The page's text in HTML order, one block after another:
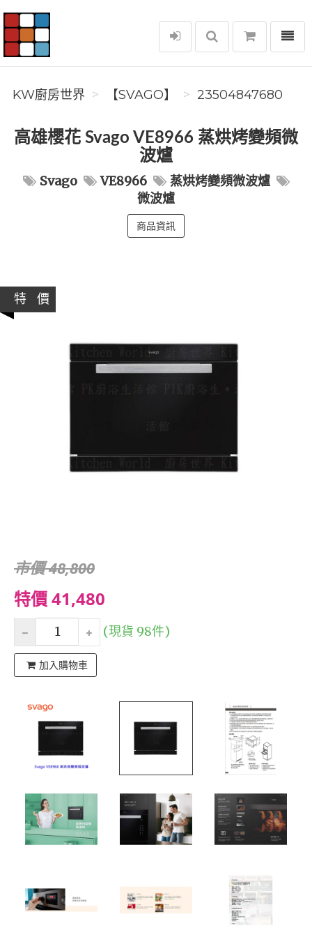
KW廚房世界
選單
KW廚房世界 ️【SVAGO】️ 23504847680
高雄櫻花 Svago VE8966 蒸烘烤變頻微
波爐
Svago VE8966
蒸烘烤變頻微波爐
微波爐
商品資訊
特 價
市價 48,800
特價 41,480
(現貨 98件)
加入購物車